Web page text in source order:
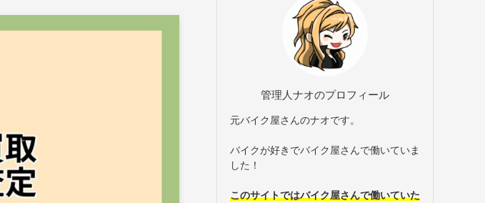
管理人ナオのプロフィール
元バイク屋さんのナオです。
バイクが好きでバイク屋さんで働いていま
した！
このサイトではバイク屋さんで働いていた